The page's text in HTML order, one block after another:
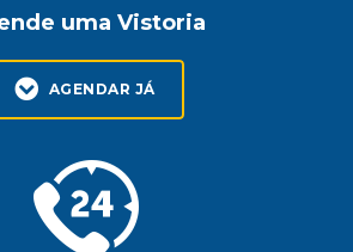
uma Vistoria
AGENDAR JÁ